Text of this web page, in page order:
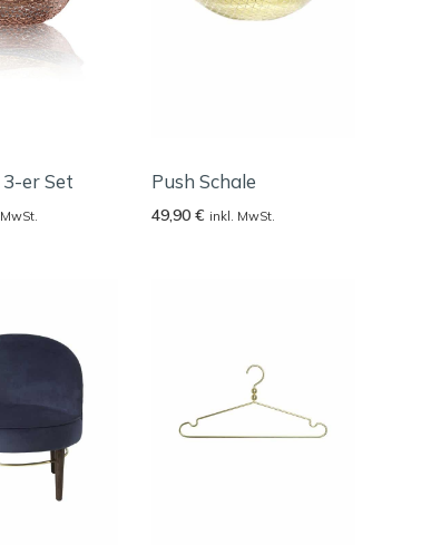
er Set Push Schale
49,90€ inkl. MwSt.